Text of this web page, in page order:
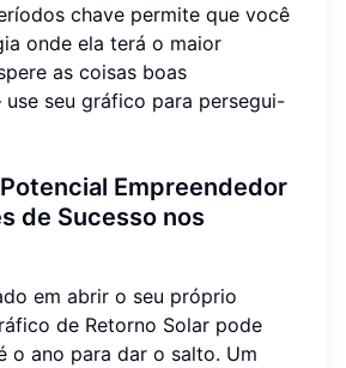
chave permite que você
onde ela terá o maior
as coisas boas
seu gráfico para persegui-
Empreendedor
de Sucesso nos
em abrir o seu próprio
de Retorno Solar pode
o ano para dar o salto. Um